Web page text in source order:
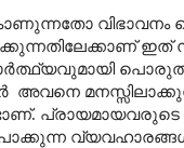
വിഭാവനം
അവനെ
പ്രായമായവരുടെ